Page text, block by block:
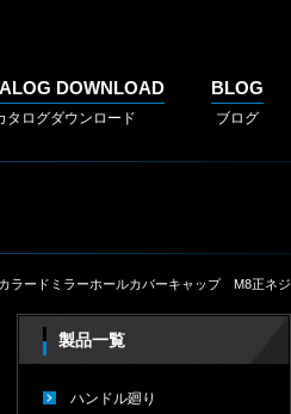
DOWNLOAD
タログダウンロード
BLOG
ブログ
ラードミラーホールカバーキャップ M8正ネジ
製品一覧
ハンドル廻り